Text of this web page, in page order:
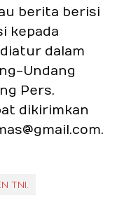
berita berisi
kepada
dalam
Undang
Pers.
dikirimkan
TNI.